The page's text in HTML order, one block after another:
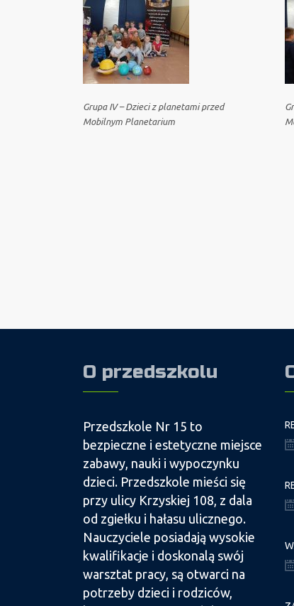
Grupa IV – Dzieci z planetami przed
Mobilnym Planetarium
O przedszkolu
Przedszkole Nr 15 to
bezpieczne i estetyczne miejsce
zabawy, nauki i wypoczynku
dzieci. Przedszkole mieści się
przy ulicy Krzyskiej 108, z dala
od zgiełku i hałasu ulicznego.
Nauczyciele posiadają wysokie
kwalifikacje i doskonalą swój
warsztat pracy, są otwarci na
potrzeby dzieci i rodziców,